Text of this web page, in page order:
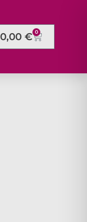
0,00€ 0